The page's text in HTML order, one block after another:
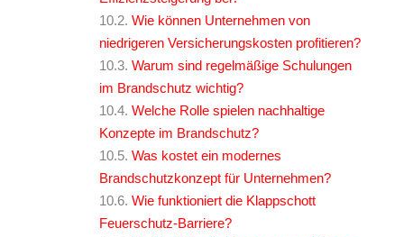
Wie können Unternehmen von
niedrigeren Versicherungskosten profitieren?
Warum sind regelmäßige Schulungen
im Brandschutz wichtig?
Welche Rolle spielen nachhaltige
Konzepte im Brandschutz?
Was kostet ein modernes
Brandschutzkonzept für Unternehmen?
Wie funktioniert die Klappschott
Feuerschutz-Barriere?